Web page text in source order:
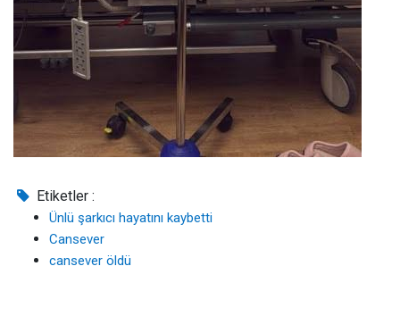
Etiketler :
Ünlü şarkıcı hayatını kaybetti
Cansever
cansever öldü